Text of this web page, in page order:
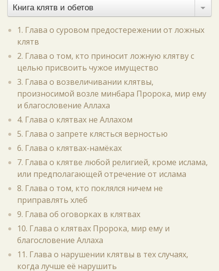
Книга клятв и обетов
1. Глава о суровом предостережении от ложных
клятв
2. Глава о том, кто приносит ложную клятву с
целью присвоить чужое имущество
3. Глава о возвеличивании клятвы,
произносимой возле минбара Пророка, мир ему
и благословение Аллаха
4. Глава о клятвах не Аллахом
5. Глава о запрете клясться верностью
6. Глава о клятвах-намёках
7. Глава о клятве любой религией, кроме ислама,
или предполагающей отречение от ислама
8. Глава о том, кто поклялся ничем не
приправлять хлеб
9. Глава об оговорках в клятвах
10. Глава о клятвах Пророка, мир ему и
благословение Аллаха
11. Глава о нарушении клятвы в тех случаях,
когда лучше её нарушить